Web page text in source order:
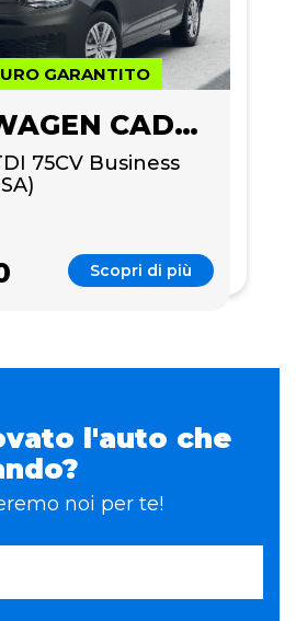
GARANTITO
VOLKSWAGEN CADDY
75CV Business
Scopri di più
l'auto che
noi per te!